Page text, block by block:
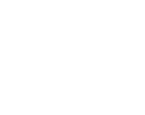
aktuelle Zeit auszuwählen.
aktuelle Zeit auszuwählen.
Link auf den Ausschnitt des Videos.